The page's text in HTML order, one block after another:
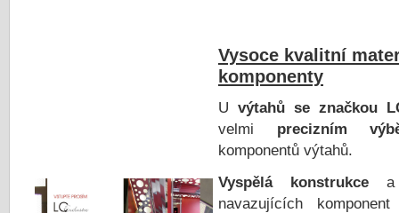
Vysoce kvalitní
komponenty
U výtahů se značkou
velmi precizním
komponentů výtahů.
Vyspělá konstrukce a
navazujících